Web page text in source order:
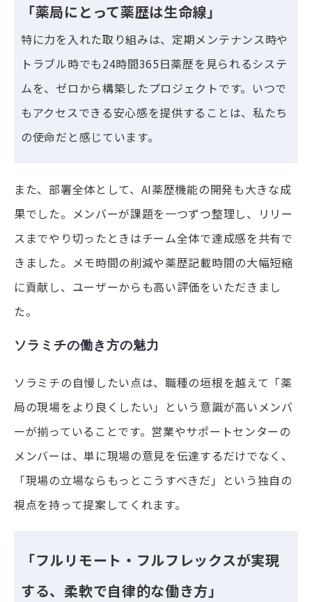
「薬局にとって薬歴は生命線」
特に力を入れた取り組みは、定期メンテナンス時や
トラブル時でも24時間365日薬歴を見られるシステ
ムを、ゼロから構築したプロジェクトです。いつで
もアクセスできる安心感を提供することは、私たち
の使命だと感じています。
また、部署全体として、AI薬歴機能の開発も大きな成
果でした。メンバーが課題を一つずつ整理し、リリー
スまでやり切ったときはチーム全体で達成感を共有で
きました。メモ時間の削減や薬歴記載時間の大幅短縮
に貢献し、ユーザーからも高い評価をいただきまし
た。
ソラミチの働き方の魅力
ソラミチの自慢したい点は、職種の垣根を越えて「薬
局の現場をより良くしたい」という意識が高いメンバ
ーが揃っていることです。営業やサポートセンターの
メンバーは、単に現場の意見を伝達するだけでなく、
「現場の立場ならもっとこうすべきだ」という独自の
視点を持って提案してくれます。
「フルリモート・フルフレックスが実現
する、柔軟で自律的な働き方」